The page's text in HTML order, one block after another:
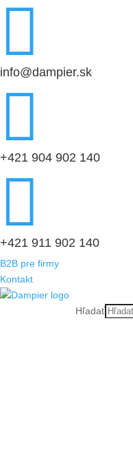

info@dampier.sk

+421 904 902 140

+421 911 902 140
B2B pre firmy
Kontakt
Hľadať